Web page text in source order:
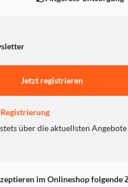
Jetzt registrieren
stets über die aktuellsten
im Onlineshop folgende